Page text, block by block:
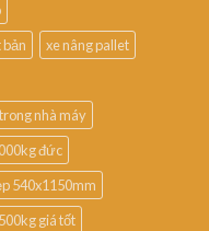
bản
xe nâng pallet
nhà máy
đức
540x1150mm
giá tốt